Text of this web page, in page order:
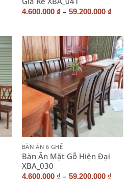
4.600.000 ₫ – 59.200.000 ₫
BÀN ĂN 6 GHẾ
Bàn Ăn Mặt Gỗ Hiện Đại
XBA_030
4.600.000 ₫ – 59.200.000 ₫